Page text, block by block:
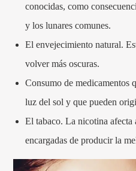
conocidas, como
y los lunares comunes.
El envejecimiento natural.
volver más oscuras.
Consumo de medicamentos
luz del sol y que pueden
El tabaco. La nicotina afecta
encargadas de producir la